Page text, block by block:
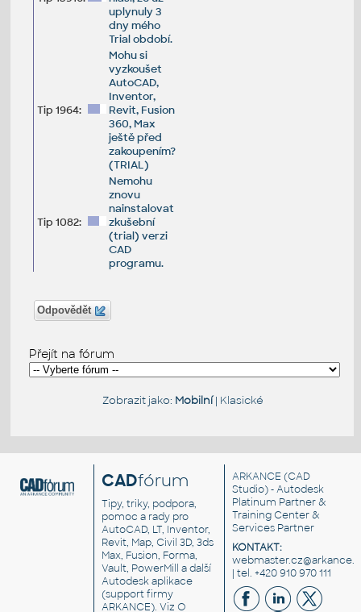
uplynuly 3
dny mého
Trial období.
Tip 1964:
Mohu si
vyzkoušet
AutoCAD,
Inventor,
Revit, Fusion
360, Max
ještě před
zakoupením?
(TRIAL)
Tip 1082:
Nemohu
znovu
nainstalovat
zkušební
(trial) verzi
CAD
programu.
Odpovědět
Přejít na fórum
Zobrazit jako: Mobilní| Klasické
CADfórum
Tipy, triky, podpora,
pomoc a rady pro
AutoCAD, LT, Inventor,
Revit, Map, Civil 3D, 3ds
Max, Fusion, Forma,
Vault, PowerMill a další
Autodesk aplikace
(support firmy
ARKANCE). VizO
ARKANCE (CAD
Studio) - Autodesk
Platinum Partner &
Training Center &
Services Partner
KONTAKT:
| tel. +420 910 970 111